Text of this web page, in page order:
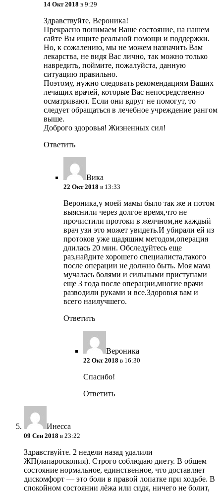
14 Окт 2018 в 9:29
Здравствуйте, Вероника!
Прекрасно понимаем Ваше состояние, на нашем
сайте Вы ищите реальной помощи и поддержки.
Но, к сожалению, мы не можем назначить Вам
лекарства, не видя Вас лично, так можно только
навредить, поймите, пожалуйста, данную
ситуацию правильно.
Поэтому, нужно следовать рекомендациям Ваших
лечащих врачей, которые Вас непосредственно
осматривают. Если они вдруг не помогут, то
следует обращаться в лечебное учреждение рангом
выше.
Доброго здоровья! Жизненных сил!
Ответить
Вика
22 Окт 2018 в 13:33
Вероника,у моей мамы было так же и потом
выяснили через долгое время,что не
прочистили протоки в желчном,не каждый
врач узи это может увидеть.И убирали ей из
протоков уже щадящим методом,операция
длилась 20 мин. Обследуйтесь еще
раз,найдите хорошего специалиста,такого
после операции не должно быть. Моя мама
мучалась болями и сильными приступами
еще 3 года после операции,многие врачи
разводили руками и все.Здоровья вам и
всего наилучшего.
Ответить
Вероника
22 Окт 2018 в 16:30
Спасибо!
Ответить
Инесса
09 Сен 2018 в 23:22
Здравствуйте. 2 недели назад удалили
ЖП(лапароскопия). Строго соблюдаю диету. В общем
состояние нормальное, единственное, что доставляет
дискомфорт — это боли в правой лопатке при ходьбе. В
спокойном состоянии лёжа или сидя, ничего не болит,